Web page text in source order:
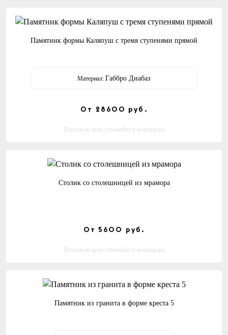
Памятник формы Каляпуш с тремя ступенями прямой
Материал: Габбро Диабаз
От 28600 руб.
Итоговую цену уточняйте у менеджера
Столик со столешницей из мрамора
От 5600 руб.
Итоговую цену уточняйте у менеджера
Памятник из гранита в форме креста 5